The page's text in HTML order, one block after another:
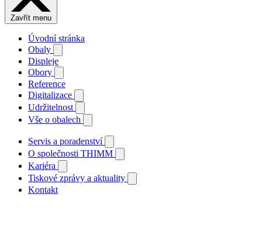
Zavřít menu
Úvodní stránka
Obaly
Displeje
Obory
Reference
Digitalizace
Udržitelnost
Vše o obalech
Servis a poradenství
O společnosti THIMM
Kariéra
Tiskové zprávy a aktuality
Kontakt